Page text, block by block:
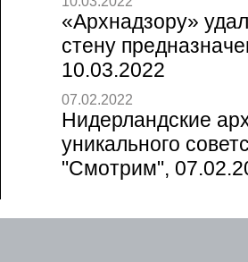
«Архнадзору»
стену
10.03.2022
07.02.2022
Нидерландские
уникального
"Смотрим",